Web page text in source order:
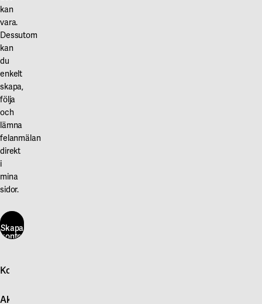
kan
vara.
Dessutom
kan
du
enkelt
skapa,
följa
och
lämna
felanmälan
direkt
i
mina
sidor.
Skapa
konto
Skapa
här
Kontakta oss
Snabb felanmälan
Aktuellt